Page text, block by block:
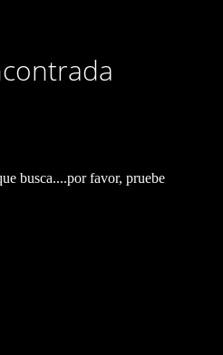
busca....por favor, pruebe